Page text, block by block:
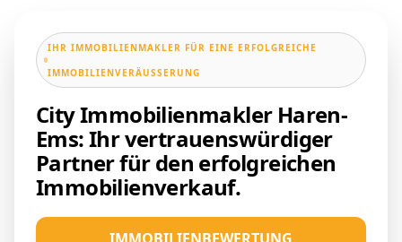
IHR IMMOBILIENMAKLER FÜR EINE ERFOLGREICHE
IMMOBILIENVERÄUSSERUNG
City Immobilienmakler Haren-
Ems: Ihr vertrauenswürdiger
Partner für den erfolgreichen
Immobilienverkauf.
IMMOBILIENBEWERTUNG